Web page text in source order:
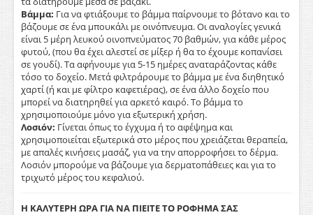
Βάμμα: Για να φτιάξουμε το βάμμα παίρνουμε το βότανο και το
βάζουμε σε ένα μπουκάλι με οινόπνευμα. Οι αναλογίες γενικά
είναι 5 μέρη λευκού οινοπνεύματος 70 βαθμών, για κάθε μέρος
φυτού, (που θα έχει αλεστεί σε μίξερ ή θα το έχουμε κοπανίσει
σε γουδί). Τα αφήνουμε για 5-15 ημέρες αναταράζοντας κάθε
τόσο το δοχείο. Μετά φιλτράρουμε το βάμμα με ένα διηθητικό
χαρτί (ή και με φίλτρο καφετιέρας), σε ένα άλλο δοχείο που
μπορεί να διατηρηθεί για αρκετό καιρό. Το βάμμα το
χρησιμοποιούμε μόνο για εξωτερική χρήση.
Λοσιόν: Γίνεται όπως το έγχυμα ή το αφέψημα και
χρησιμοποιείται εξωτερικά στο μέρος που χρειάζεται θεραπεία,
με απαλές κινήσεις μασάζ, για να την απορροφήσει το δέρμα.
Λοσιόν μπορούμε να βάζουμε για δερματοπάθειες και για το
τριχωτό μέρος του κεφαλιού.
Η ΚΑΛΥΤΕΡΗ ΩΡΑ ΓΙΑ ΝΑ ΠΙΕΙΤΕ ΤΟ ΡΟΦΗΜΑ ΣΑΣ